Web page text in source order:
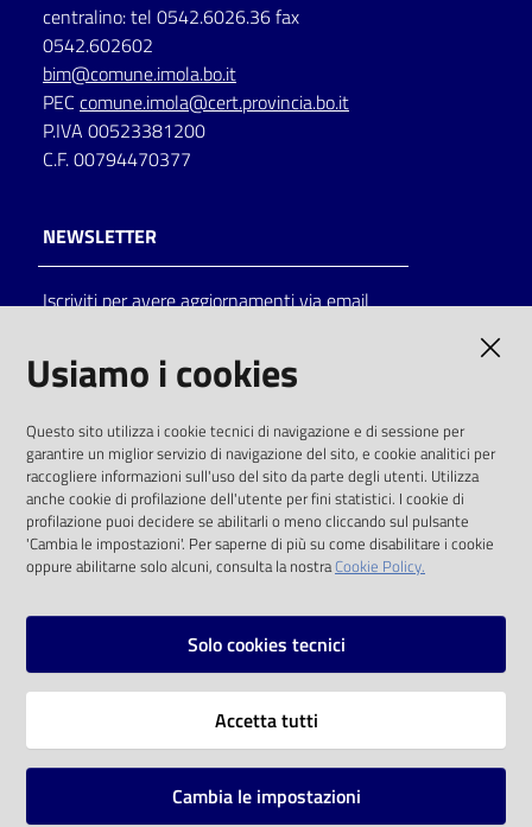
Seguici
su
on line
Eventi
Chiedi al
bibliotecario
Avvisi
centralino: tel 0542.6026.36 fax
0542.602602
bim@comune.imola.bo.it
PEC comune.imola@cert.provincia.bo.it
P.IVA 00523381200
C.F. 00794470377
NEWSLETTER
Iscriviti per avere aggiornamenti via email
solo alle condizioni previste dalla direttiva
comunitaria 2003/98/CE e dal d.lgs. 36/2006
SOCIAL
Instagram
Vai alla pagina
Usiamo i cookies
Questo sito utilizza i cookie tecnici di navigazione e di sessione per
garantire un miglior servizio di navigazione del sito, e cookie analitici per
raccogliere informazioni sull'uso del sito da parte degli utenti. Utilizza
anche cookie di profilazione dell'utente per fini statistici. I cookie di
profilazione puoi decidere se abilitarli o meno cliccando sul pulsante
'Cambia le impostazioni'. Per saperne di più su come disabilitare i cookie
oppure abilitarne solo alcuni, consulta la nostraCookie Policy.
Solo cookies tecnici
Accetta tutti
Cambia le impostazioni